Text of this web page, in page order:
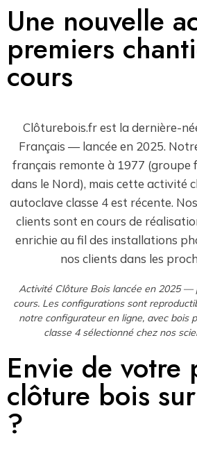
Une nouvelle
premiers
cours
Clôturebois.fr est la dernière-
Français — lancée en 2025.
français remonte à 1977 (groupe
dans le Nord), mais cette activité
autoclave classe 4 est récente.
clients sont en cours de
enrichie au fil des installations
nos clients dans les
Activité Clôture Bois lancée en 2025 —
cours. Les configurations sont
notre configurateur en ligne, avec bois
classe 4 sélectionné chez nos
Envie de votre
clôture bois
?